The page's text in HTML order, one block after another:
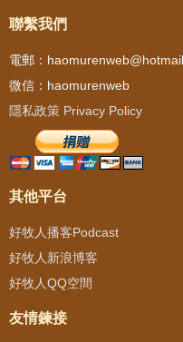
聯繫我們
電郵：
微信：haomurenweb
隱私政策 Privacy Policy
其他平台
好牧人播客Podcast
好牧人新浪博客
好牧人QQ空間
友情鍊接